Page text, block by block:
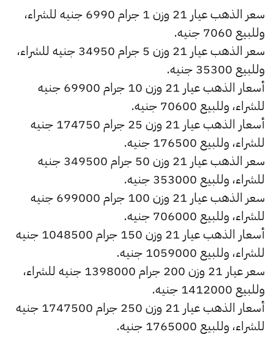
سعر الذهب عيار 21 وزن 1 جرام 6990 جنيه للشراء،
وللبيع 7060 جنيه.
سعر الذهب عيار 21 وزن 5 جرام 34950 جنيه للشراء،
وللبيع 35300 جنيه.
أسعار الذهب عيار 21 وزن 10 جرام 69900 جنيه
للشراء، وللبيع 70600 جنيه.
أسعار الذهب عيار 21 وزن 25 جرام 174750 جنيه
للشراء، وللبيع 176500 جنيه.
سعر الذهب عيار 21 وزن 50 جرام 349500 جنيه
للشراء، وللبيع 353000 جنيه.
سعر الذهب عيار 21 وزن 100 جرام 699000 جنيه
للشراء، وللبيع 706000 جنيه.
أسعار الذهب عيار 21 وزن 150 جرام 1048500 جنيه
للشراء، وللبيع 1059000 جنيه.
سعر عيار 21 وزن 200 جرام 1398000 جنيه للشراء،
وللبيع 1412000 جنيه.
أسعار الذهب عيار 21 وزن 250 جرام 1747500 جنيه
للشراء، وللبيع 1765000 جنيه.